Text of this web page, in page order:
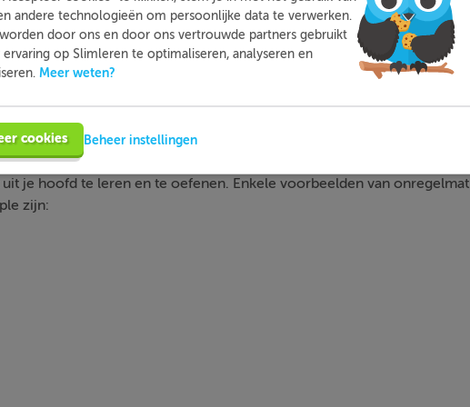
op een l, met één klinker ervoor krijgen een extra l:
to Africa last summer.
bij veel voorkomende onregelmatige werkwoorden?
hebben een niet-regelmatige vervoeging. De vervoeging van deze
je hoofd te leren en te oefenen. Enkele voorbeelden van
zijn:
andere technologieën om persoonlijke data te verwerken.
door ons en door ons vertrouwde partners gebruikt
op Slimleren te optimaliseren, analyseren en
Meer weten?
cookies Beheer instellingen